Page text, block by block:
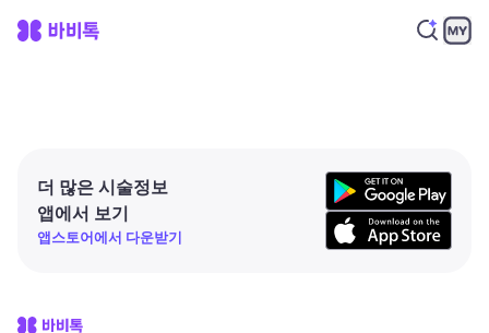
더 많은 시술정보
앱에서 보기
앱스토어에서 다운받기